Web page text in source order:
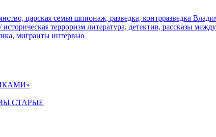
царская семья шпионаж, разведка, контрразведка
историческая терроризм литература, детектив, рассказы
мигранты интервью
СТАРЫЕ